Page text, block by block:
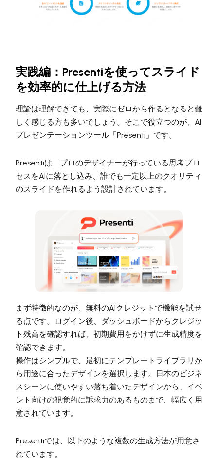
実践編：Presentiを使ってスライド
を効率的に仕上げる方法
理論は理解できても、実際にゼロから作るとなると難
しく感じる方も多いでしょう。そこで役立つのが、AI
プレゼンテーションツール「Presenti」です。
Presentiは、プロのデザイナーが行っている思考プロ
セスをAIに落とし込み、誰でも一定以上のクオリティ
のスライドを作れるよう設計されています。
まず特徴的なのが、無料のAIクレジットで機能を試せ
る点です。ログイン後、ダッシュボードからクレジッ
ト残高を確認すれば、初期費用をかけずに生成精度を
確認できます。
操作はシンプルで、最初にテンプレートライブラリか
ら用途に合ったデザインを選択します。日本のビジネ
スシーンに使いやすい落ち着いたデザインから、イベ
ント向けの視覚的に訴求力のあるものまで、幅広く用
意されています。
Presentiでは、以下のような複数の生成方法が用意さ
れています。